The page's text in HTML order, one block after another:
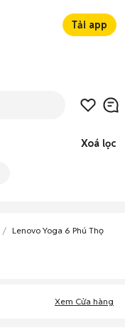
Tải app
Xoá lọc
Lenovo Yoga 6 Phú Thọ
Xem Cửa hàng